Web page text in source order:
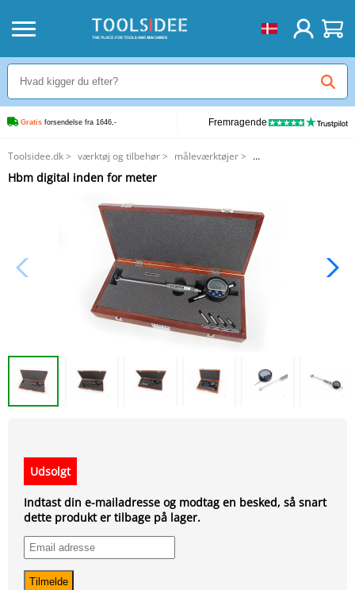
Gratis forsendelse fra 1646,- Fremragende
Toolsidee.dk> værktøj og tilbehør> måleværktøjer>
Hbm digital inden for meter
Hbm digital inden for meter
Udsolgt
Indtast din e-mailadresse og modtag en besked, så snart
dette produkt er tilbage på lager.